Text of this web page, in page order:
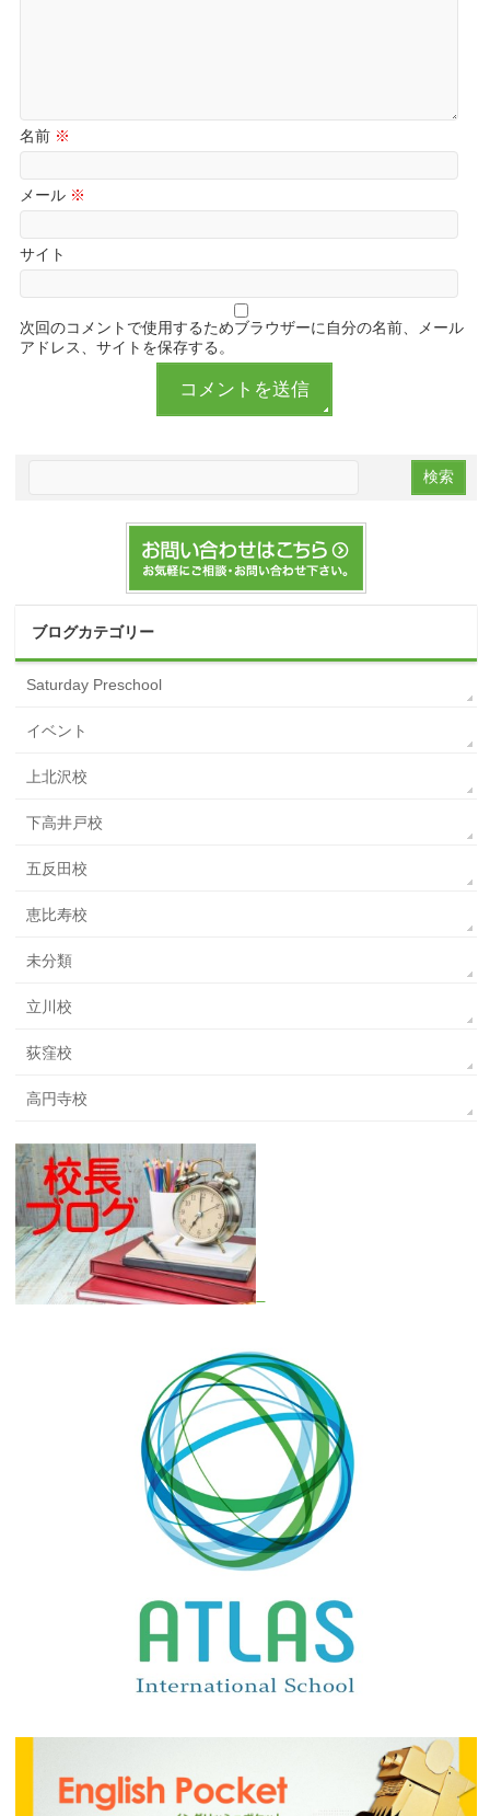
名前 ※
メール ※
サイト
次回のコメントで使用するためブラウザーに自分の名前、メール
アドレス、サイトを保存する。
ブログカテゴリー
Saturday Preschool
イベント
上北沢校
下高井戸校
五反田校
恵比寿校
未分類
立川校
荻窪校
高円寺校